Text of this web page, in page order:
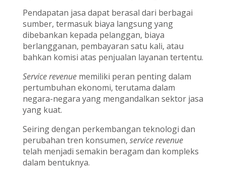
Pendapatan jasa dapat berasal dari berbagai
sumber, termasuk biaya langsung yang
dibebankan kepada pelanggan, biaya
berlangganan, pembayaran satu kali, atau
bahkan komisi atas penjualan layanan tertentu.
Service revenuememiliki peran penting dalam
pertumbuhan ekonomi, terutama dalam
negara-negara yang mengandalkan sektor jasa
yang kuat.
Seiring dengan perkembangan teknologi dan
perubahan tren konsumen, service revenue
telah menjadi semakin beragam dan kompleks
dalam bentuknya.